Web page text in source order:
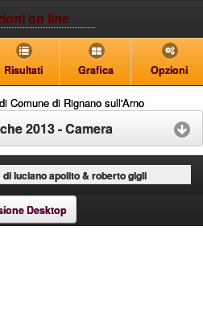
on line
Risultati Grafica Opzioni
Comune di Rignano sull'Arno
2013 - Camera
di luciano apolito & roberto gigli
Desktop